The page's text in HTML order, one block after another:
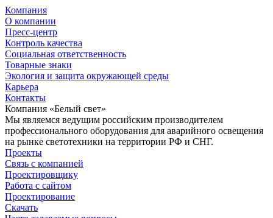
Компания
О компании
Пресс-центр
Контроль качества
Социальная ответственность
Товарные знаки
Экология и защита окружающей среды
Карьера
Контакты
Компания «Белый свет»
Мы являемся ведущим российским производителем
профессионального оборудования для аварийного освещения
на рынке светотехники на территории РФ и СНГ.
Проекты
Связь с компанией
Проектировщику
Работа с сайтом
Проектирование
Скачать